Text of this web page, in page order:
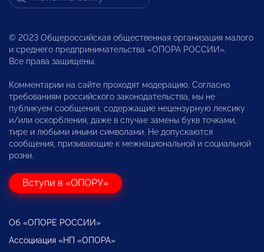
© 2023 Общероссийская общественная организация малого
и среднего предпринимательства «ОПОРА РОССИИ».
Все права защищены.
Комментарии на сайте проходят модерацию. Согласно
требованиям российского законодательства, мы не
публикуем сообщения, содержащие нецензурную лексику
и/или оскорбления, даже в случае замены букв точками,
тире и любыми иными символами. Не допускаются
сообщения, призывающие к межнациональной и социальной
розни.
Вступи в «ОПОРУ»
Об «ОПОРЕ РОССИИ»
Ассоциация «НП «ОПОРА»